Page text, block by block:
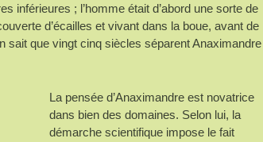
inférieures ; l’homme était d’abord une sorte de
d’écailles et vivant dans la boue, avant de
que vingt cinq siècles séparent Anaximandre
La pensée d’Anaximandre est novatrice
dans bien des domaines. Selon lui, la
démarche scientifique impose le fait